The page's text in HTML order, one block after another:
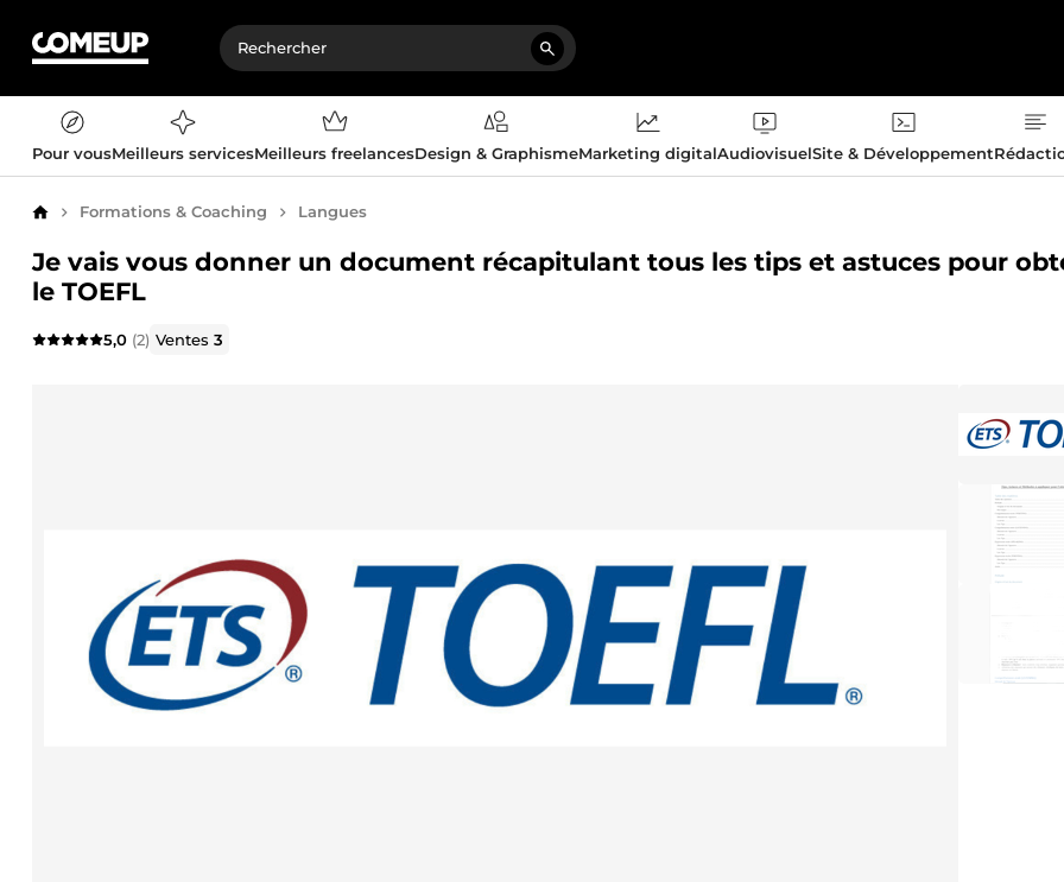
Pour vousMeilleurs servicesMeilleurs freelancesDesign & GraphismeMarketing digitalAudiovisuelSite & Développement
AccueilFormations & Coaching Langues
Je vais vous donner un document récapitulant tous les tips et astuces pour
le TOEFL
5,0 (2) Ventes3